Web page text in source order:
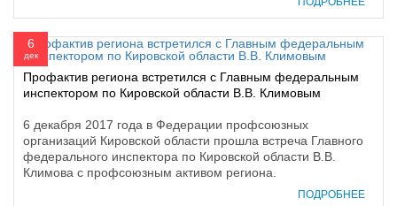
6
дек
Профактив региона встретился с Главным федеральным
инспектором по Кировской области В.В. Климовым
6 декабря 2017 года в Федерации профсоюзных
организаций Кировской области прошла встреча Главного
федерального инспектора по Кировской области В.В.
Климова с профсоюзным активом региона.
ПОДРОБНЕЕ